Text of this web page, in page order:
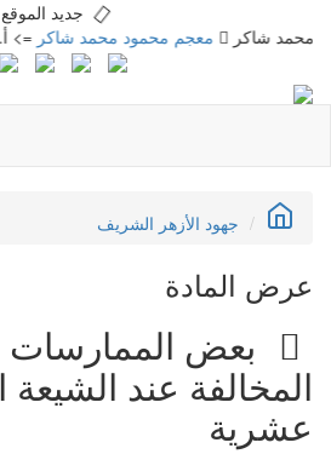
جديد الموقع
معجم محمود محمد شاكر => أ. شاكر
جهود الأزهر الشريف
عرض المادة
بعض الممارسات
المخالفة عند الشيعة
عشرية